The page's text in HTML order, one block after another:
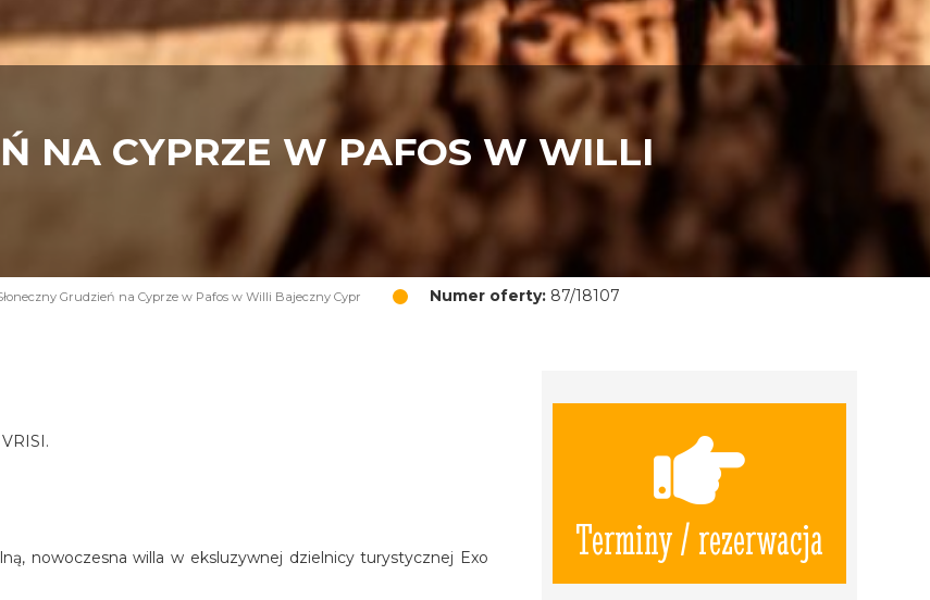
NA CYPRZE W PAFOS W WILLI
Grudzień na Cyprze w Pafos w Willi Bajeczny Cypr Numer oferty:87/18107
Terminy / rezerwacja
nowoczesna willa w eksluzywnej dzielnicy turystycznej Exo